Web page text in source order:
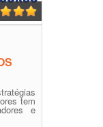
tem
e